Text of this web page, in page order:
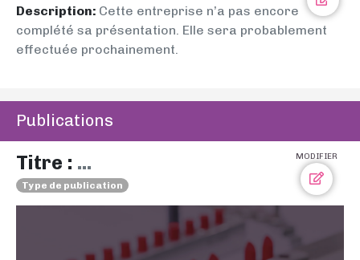
Description: Cette entreprise n’a pas encore
complété sa présentation. Elle sera probablement
effectuée prochainement.
Publications
MODIFIER
Titre : ...
Type de publication